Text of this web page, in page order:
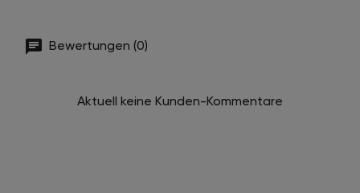
Bewertungen (0)
Aktuell keine Kunden-Kommentare